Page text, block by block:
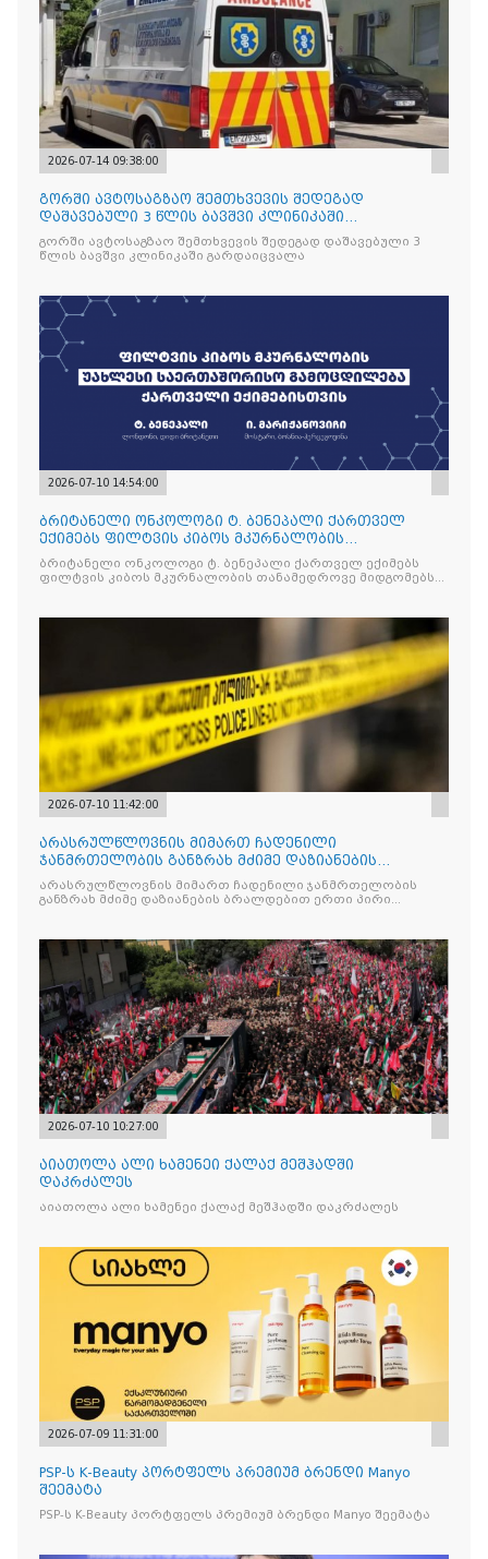
2026-07-14 09:38:00
გორში ავტოსაგზაო შემთხვევის შედეგად
დაშავებული 3 წლის ბავშვი კლინიკაში
გარდაიცვალა
გორში ავტოსაგზაო შემთხვევის შედეგად დაშავებული 3
წლის ბავშვი კლინიკაში გარდაიცვალა
2026-07-10 14:54:00
ბრიტანელი ონკოლოგი ტ. ბენეპალი ქართველ
ექიმებს ფილტვის კიბოს მკურნალობის
თანამედროვე მიდგომებს გააცნ
ბრიტანელი ონკოლოგი ტ. ბენეპალი ქართველ ექიმებს
ფილტვის კიბოს მკურნალობის თანამედროვე მიდგომებს
2026-07-10 11:42:00
არასრულწლოვნის მიმართ ჩადენილი
ჯანმრთელობის განზრახ მძიმე დაზიანების
ბრალდებით ერთი პირი დააკავეს
არასრულწლოვნის მიმართ ჩადენილი ჯანმრთელობის
განზრახ მძიმე დაზიანების ბრალდებით ერთი პირი
2026-07-10 10:27:00
აიათოლა ალი ხამენეი ქალაქ მეშჰადში
დაკრძალეს
აიათოლა ალი ხამენეი ქალაქ მეშჰადში დაკრძალეს
2026-07-09 11:31:00
PSP-ს K-Beauty პორტფელს პრემიუმ ბრენდი Manyo
შეემატა
PSP-ს K-Beauty პორტფელს პრემიუმ ბრენდი Manyo შეემატა